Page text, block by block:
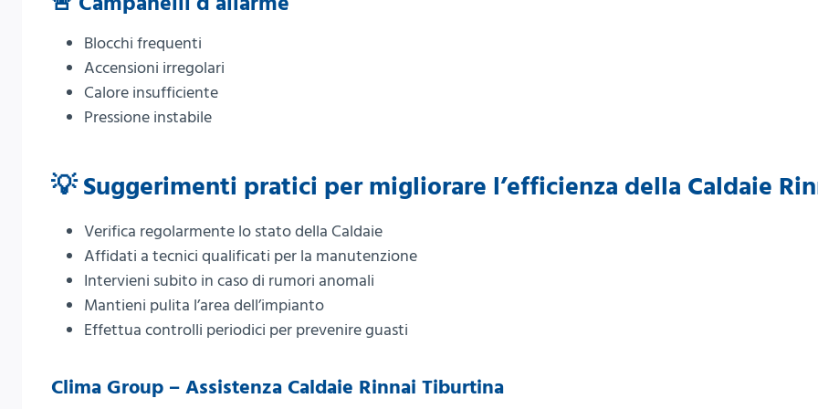
Blocchi frequenti
Accensioni irregolari
Calore insufficiente
Pressione instabile
💡 Suggerimenti pratici per migliorare l’efficienza della Caldaie
Verifica regolarmente lo stato della Caldaie
Affidati a tecnici qualificati per la manutenzione
Intervieni subito in caso di rumori anomali
Mantieni pulita l’area dell’impianto
Effettua controlli periodici per prevenire guasti
Clima Group – Assistenza Caldaie Rinnai Tiburtina